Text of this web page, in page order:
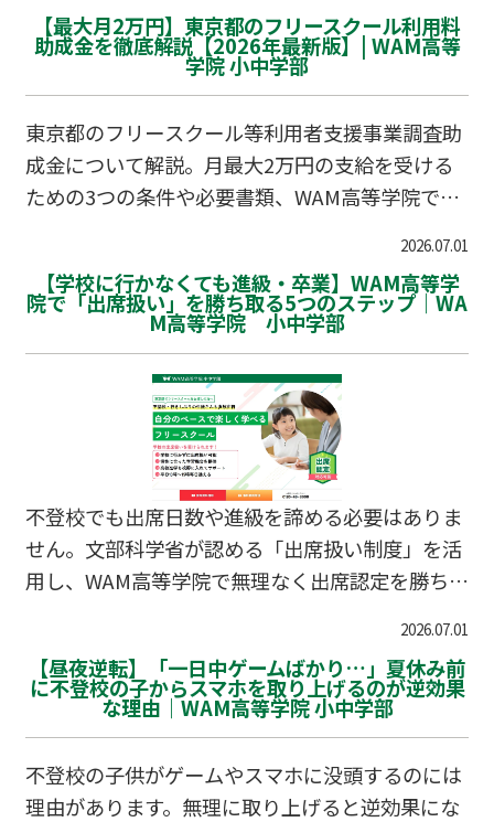
【最大月2万円】東京都のフリースクール利用料
助成金を徹底解説【2026年最新版】| WAM高等
学院 小中学部
東京都のフリースクール等利用者支援事業調査助
成金について解説。月最大2万円の支給を受ける
ための3つの条件や必要書類、WAM高等学院での
2026.07.01
【学校に行かなくても進級・卒業】WAM高等学
院で「出席扱い」を勝ち取る5つのステップ｜WA
M高等学院 小中学部
不登校でも出席日数や進級を諦める必要はありま
せん。文部科学省が認める「出席扱い制度」を活
用し、WAM高等学院で無理なく出席認定を勝ち取
2026.07.01
【昼夜逆転】「一日中ゲームばかり…」夏休み前
に不登校の子からスマホを取り上げるのが逆効果
な理由｜WAM高等学院 小中学部
不登校の子供がゲームやスマホに没頭するのには
理由があります。無理に取り上げると逆効果にな